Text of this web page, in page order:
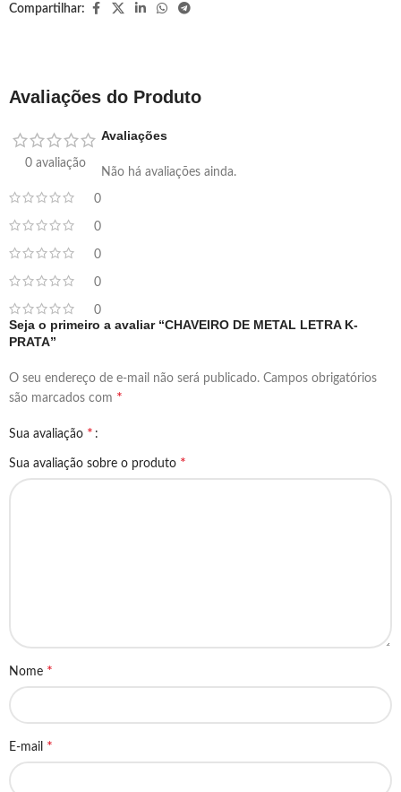
Compartilhar:
Avaliações do Produto
0 avaliação
0
0
0
0
0
Avaliações
Não há avaliações ainda.
Seja o primeiro a avaliar “CHAVEIRO DE METAL LETRA K-
PRATA”
O seu endereço de e-mail não será publicado. Campos obrigatórios
são marcados com *
Sua avaliação *
Sua avaliação sobre o produto *
Nome *
E-mail *